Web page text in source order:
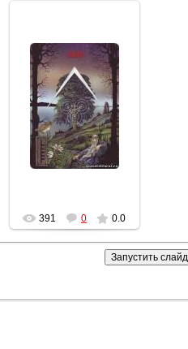
10.02.2012
Геката
391 0 0.0